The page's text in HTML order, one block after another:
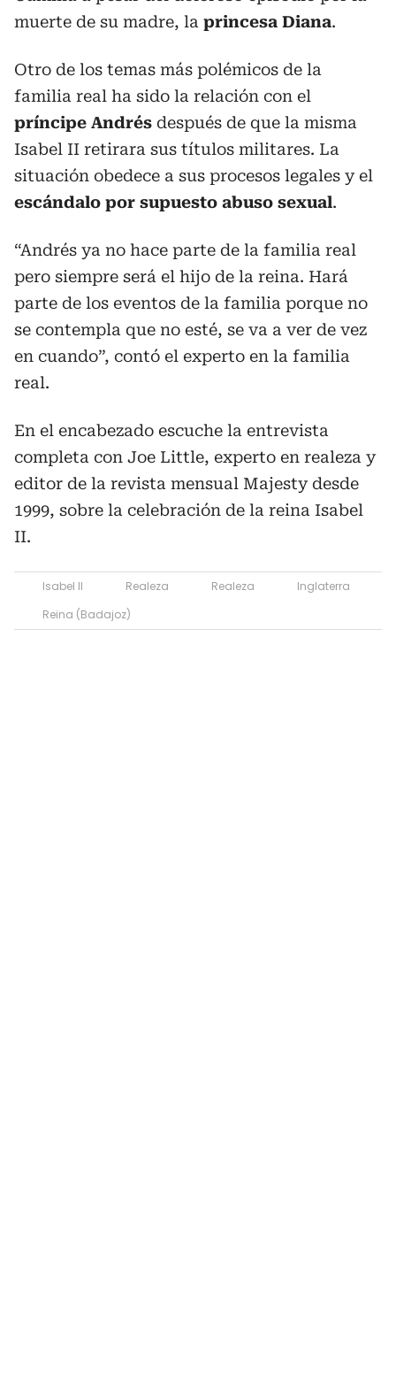
muerte de su madre, la princesa Diana.
Otro de los temas más polémicos de la
familia real ha sido la relación con el
príncipe Andrés después de que la misma
Isabel II retirara sus títulos militares. La
situación obedece a sus procesos legales y el
escándalo por supuesto abuso sexual.
“Andrés ya no hace parte de la familia real
pero siempre será el hijo de la reina. Hará
parte de los eventos de la familia porque no
se contempla que no esté, se va a ver de vez
en cuando”, contó el experto en la familia
real.
En el encabezado escuche la entrevista
completa con Joe Little, experto en realeza y
editor de la revista mensual Majesty desde
1999, sobre la celebración de la reina Isabel
II.
Isabel II Realeza Realeza
Inglaterra
Reina (Badajoz)